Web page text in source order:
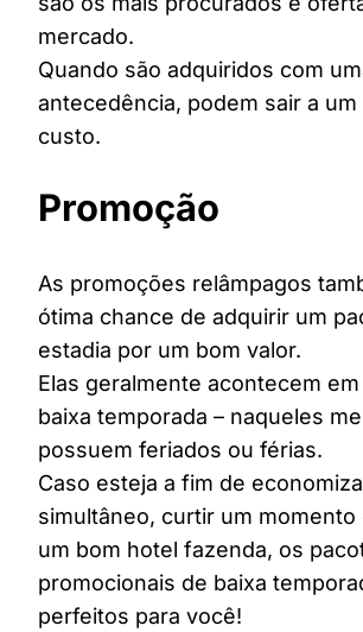
mercado.
Quando são adquiridos com
antecedência, podem sair a
custo.
Promoção
As promoções relâmpagos
ótima chance de adquirir um
estadia por um bom valor.
Elas geralmente acontecem
baixa temporada – naqueles
possuem feriados ou férias.
Caso esteja a fim de
simultâneo, curtir um momento
um bom hotel fazenda, os
promocionais de baixa
perfeitos para você!